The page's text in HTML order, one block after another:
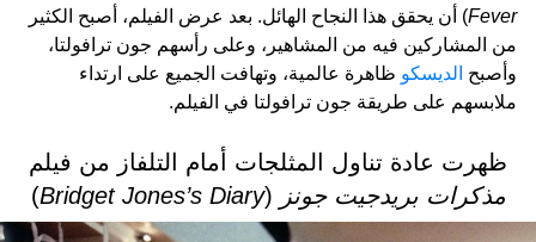
Fever) أن يحقق هذا النجاح الهائل. بعد عرض الفيلم، أصبح الكثير
من المشاركين فيه من المشاهير، وعلى رأسهم جون ترافولتا،
وأصبح الديسكو ظاهرة عالمية، وتهافت الجميع على ارتداء
ملابسهم على طريقة جون ترافولتا في الفيلم.
ظهرت عادة تناول المثلجات أمام التلفاز من فيلم
مذكرات بريدجيت جونز
(
Bridget Jones’s Diary
)